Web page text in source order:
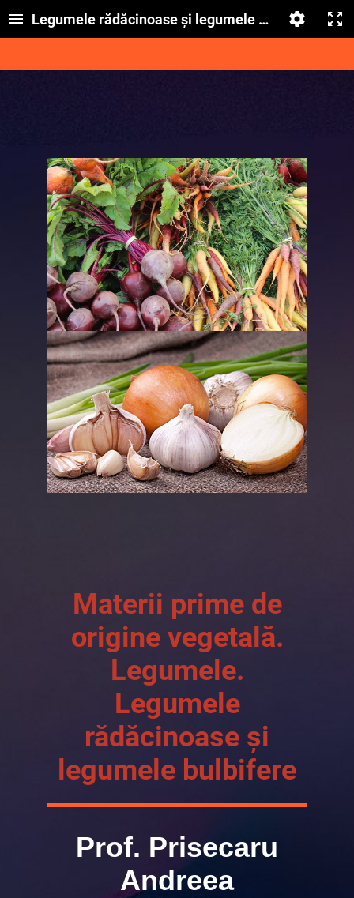
Legumele rădăcinoase și legumele bulbifere
Materii prime de
origine vegetală.
Legumele.
Legumele
rădăcinoase și
legumele bulbifere
Prof. Prisecaru
Andreea